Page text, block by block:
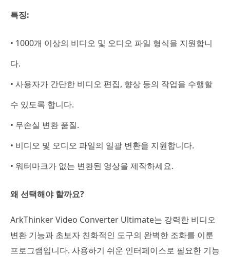
특징:
• 1000개 이상의 비디오 및 오디오 파일 형식을 지원합니
다.
• 사용자가 간단한 비디오 편집, 향상 등의 작업을 수행할
수 있도록 합니다.
• 무손실 변환 품질.
• 비디오 및 오디오 파일의 일괄 변환을 지원합니다.
• 워터마크가 없는 변환된 영상을 제작하세요.
왜 선택해야 할까요?
ArkThinker Video Converter Ultimate는 강력한 비디오
변환 기능과 초보자 친화적인 도구의 완벽한 조화를 이룬
프로그램입니다. 사용하기 쉬운 인터페이스로 필요한 기능